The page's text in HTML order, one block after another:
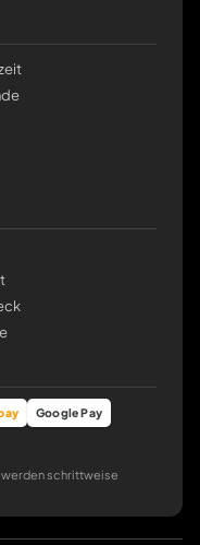
Google Pay
werden schrittweise